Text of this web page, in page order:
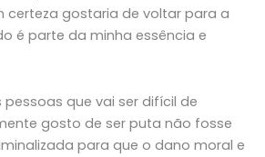
certeza gostaria de voltar para a
é parte da minha essência e
que vai ser difícil de
gosto de ser puta não fosse
para que o dano moral e